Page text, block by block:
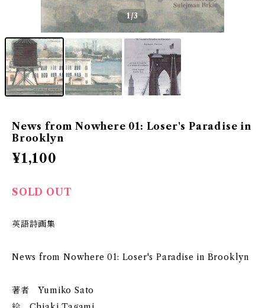
1/3
News from Nowhere 01: Loser's Paradise in
Brooklyn
¥1,100
SOLD OUT
英語詩画集
News from Nowhere 01: Loser's Paradise in Brooklyn
著者 Yumiko Sato